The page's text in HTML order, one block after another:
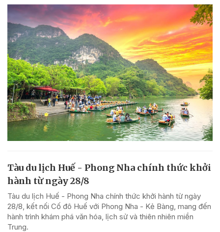
Tàu du lịch Huế - Phong Nha chính thức khởi
hành từ ngày 28/8
Tàu du lịch Huế - Phong Nha chính thức khởi hành từ ngày
28/8, kết nối Cố đô Huế với Phong Nha - Kẻ Bàng, mang đến
hành trình khám phá văn hóa, lịch sử và thiên nhiên miền
Trung.